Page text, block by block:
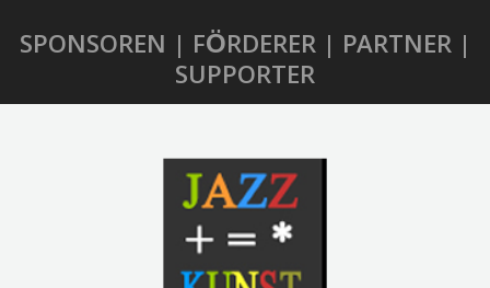
SPONSOREN | FÖRDERER | PARTNER |
SUPPORTER